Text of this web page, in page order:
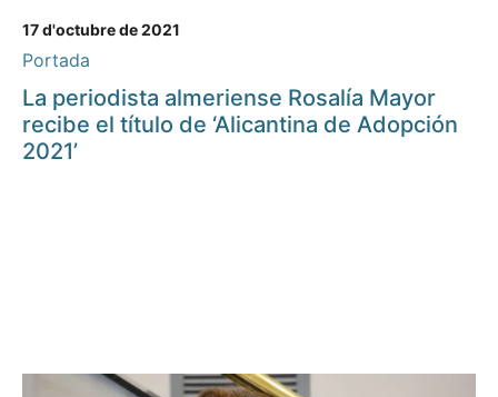
17 d'octubre de 2021
Portada
La periodista almeriense Rosalía Mayor
recibe el título de ‘Alicantina de Adopción
2021’